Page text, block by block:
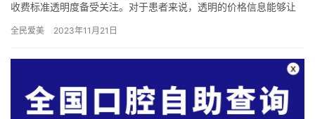
收费标准透明度备受关注。对于患者来说，透明的价格信息能够让
价…
全民爱美 2023年11月21日